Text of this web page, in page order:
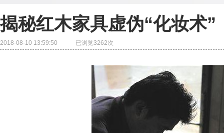
揭秘红木家具虚伪“化妆术”
2018-08-10 13:59:50 已浏览3262次